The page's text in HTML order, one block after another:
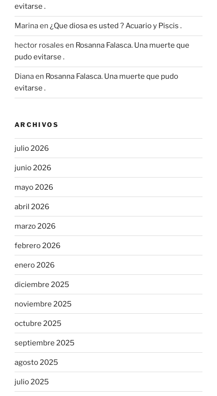
evitarse .
Marinaen ¿Que diosa es usted ? Acuario y Piscis .
hector rosales en Rosanna Falasca. Una muerte que
pudo evitarse .
Dianaen Rosanna Falasca. Una muerte que pudo
evitarse .
ARCHIVOS
julio 2026
junio 2026
mayo 2026
abril 2026
marzo 2026
febrero 2026
enero 2026
diciembre 2025
noviembre 2025
octubre 2025
septiembre 2025
agosto 2025
julio 2025